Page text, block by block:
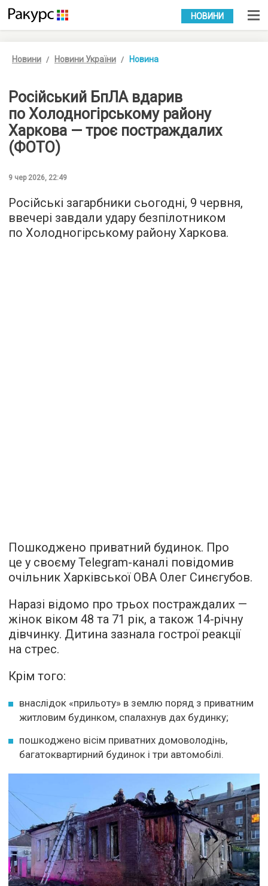
УКР РУС
НОВИНИ
Новини Новини України Новина
Російський БпЛА вдарив
по Холодногірському району
Харкова — троє постраждалих
(ФОТО)
9 чер 2026, 22:49
Російські загарбники сьогодні, 9 червня,
ввечері завдали удару безпілотником
по Холодногірському району Харкова.
Пошкоджено приватний будинок. Про
це у своєму Telegram-каналі повідомив
очільник Харківської ОВА Олег Синєгубов.
Наразі відомо про трьох постраждалих —
жінок віком 48 та 71 рік, а також 14-річну
дівчинку. Дитина зазнала гострої реакції
на стрес.
Крім того:
внаслідок «прильоту» в землю поряд з приватним
житловим будинком, спалахнув дах будинку;
пошкоджено вісім приватних домоволодінь,
багатоквартирний будинок і три автомобілі.